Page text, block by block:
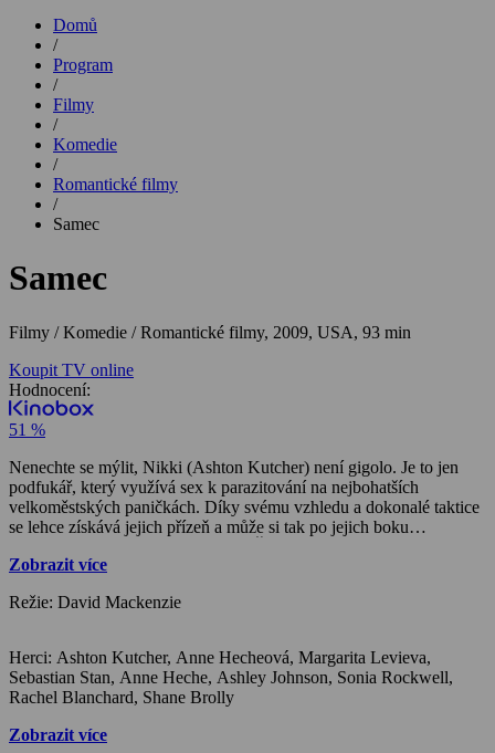
Domů
/
Program
/
Filmy
/
Komedie
/
Romantické filmy
/
Samec
Samec
Filmy / Komedie / Romantické filmy, 2009, USA, 93 min
Koupit TV online
Hodnocení:
51 %
Nenechte se mýlit, Nikki (Ashton Kutcher) není gigolo. Je to jen
podfukář, který využívá sex k parazitování na nejbohatších
velkoměstských paničkách. Díky svému vzhledu a dokonalé taktice
se lehce získává jejich přízeň a může si tak po jejich boku
zdarma, dávají fantasticky drahé dárky, umožňují přístup na VIP
zbraň. Ženy se díky němu cítí mladé, krásné a spokojené. Je to
(Anne Hetcheová), krásná právnička ve středním věku, která mu
dává víc, než kdokoliv dříve. Jenže Nikki potká nádhernou číšnici
Heather (Margarita Levieva). Ta ho přijde navštívit k Samantě
domů, když je paní domu mimo město. Heather podlehne kouzlu
domu, který pokládá za majetek Nikkiho a začne s ním hrát stejnou
hru, kterou on hraje s bohatými paničkami. Jenže když se Samantha
Zobrazit více
Režie: David Mackenzie
Herci: Ashton Kutcher, Anne Hecheová, Margarita Levieva,
Sebastian Stan, Anne Heche, Ashley Johnson, Sonia Rockwell,
Rachel Blanchard, Shane Brolly
Zobrazit více